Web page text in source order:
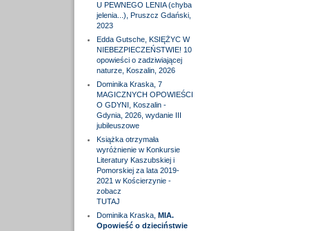
U PEWNEGO LENIA (chyba
jelenia...), Pruszcz Gdański,
2023
Edda Gutsche, KSIĘŻYC W
NIEBEZPIECZEŃSTWIE! 10
opowieści o zadziwiającej
naturze, Koszalin, 2026
Dominika Kraska, 7
MAGICZNYCH OPOWIEŚCI
O GDYNI, Koszalin -
Gdynia, 2026, wydanie III
jubileuszowe
Książka otrzymała
wyróżnienie w Konkursie
Literatury Kaszubskiej i
Pomorskiej za lata 2019-
2021 w Kościerzynie -
zobacz
TUTAJ
Dominika Kraska, MIA.
Opowieść o dzieciństwie